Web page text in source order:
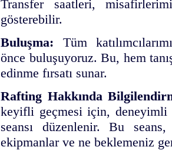
Transfer saatleri,
gösterebilir.
Buluşma: Tüm
önce buluşuyoruz. Bu, hem
edinme fırsatı sunar.
Rafting Hakkında
keyifli geçmesi için, deneyimli
seansı düzenlenir. Bu
ekipmanlar ve ne beklemeniz